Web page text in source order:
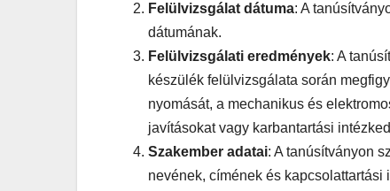
Felülvizsgálat dátuma: A
dátumának.
Felülvizsgálati eredmények: A
készülék felülvizsgálata során
nyomását, a mechanikus és
javításokat vagy karbantartási
Szakember adatai: A tanúsítványon
nevének, címének és kapcsolattartási